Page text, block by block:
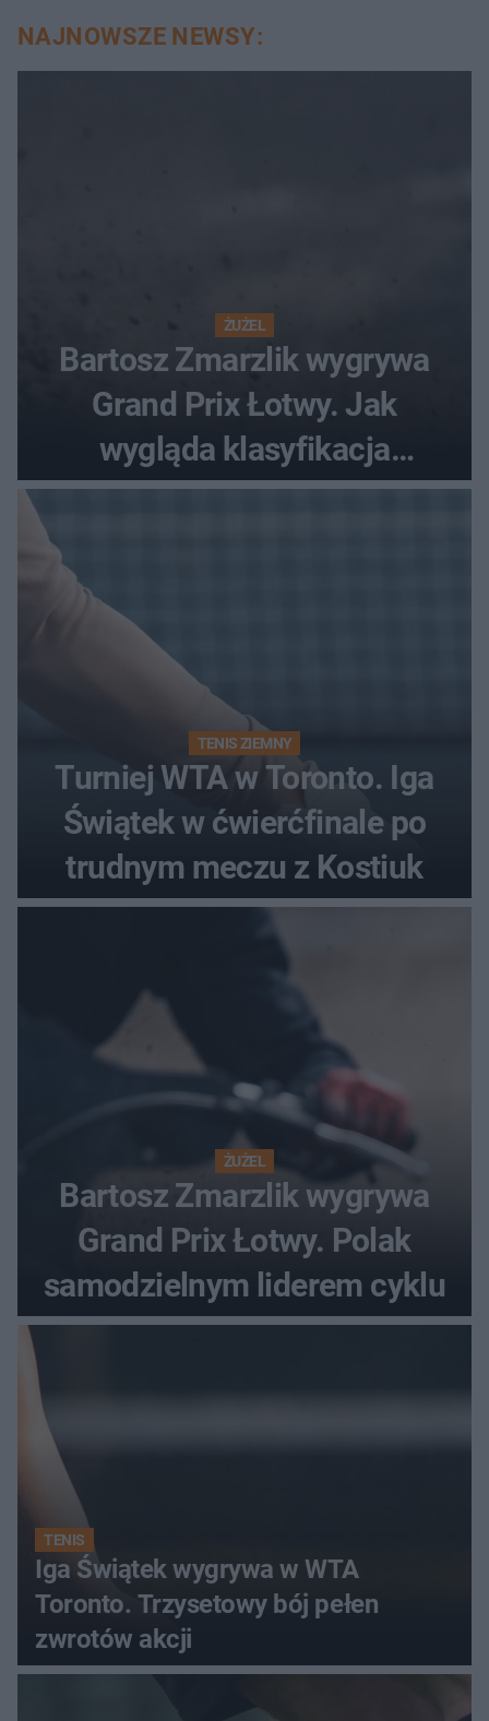
NAJNOWSZE NEWSY:
ŻUŻEL
Bartosz Zmarzlik wygrywa
Grand Prix Łotwy. Jak
wygląda klasyfikacja
generalna cyklu?
TENIS ZIEMNY
Turniej WTA w Toronto. Iga
Świątek w ćwierćfinale po
trudnym meczu z Kostiuk
ŻUŻEL
Bartosz Zmarzlik wygrywa
Grand Prix Łotwy. Polak
samodzielnym liderem cyklu
TENIS
Iga Świątek wygrywa w WTA
Toronto. Trzysetowy bój pełen
zwrotów akcji